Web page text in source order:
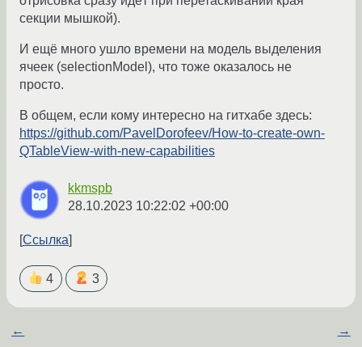
секции мышкой).
И ещё много ушло времени на модель выделения
ячеек (selectionModel), что тоже оказалось не
просто.
В общем, если кому интересно на гитхабе здесь:
https://github.com/PavelDorofeev/How-to-create-own-
QTableView-with-new-capabilities
kkmspb
28.10.2023 10:22:02 +00:00
Ссылка
4 3
← →